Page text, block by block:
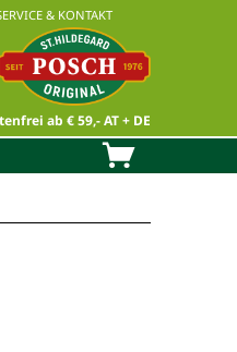
& KONTAKT
ab € 59,- AT + DE